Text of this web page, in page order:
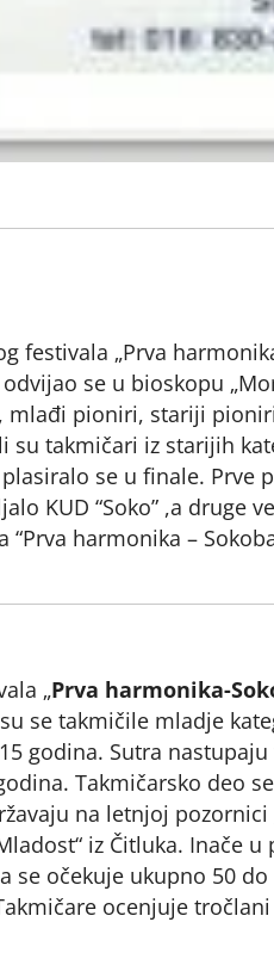
festivala „Prva
se u bioskopu
mlađi pioniri, stariji
su takmičari iz starijih
se u finale. Prve
KUD “Soko” ,a druge
“Prva harmonika –
„Prva harmonika-
se takmičile mladje
godina. Sutra
Takmičarsko deo
na letnjoj
iz Čitluka. Inače
se očekuje ukupno 50
ocenjuje